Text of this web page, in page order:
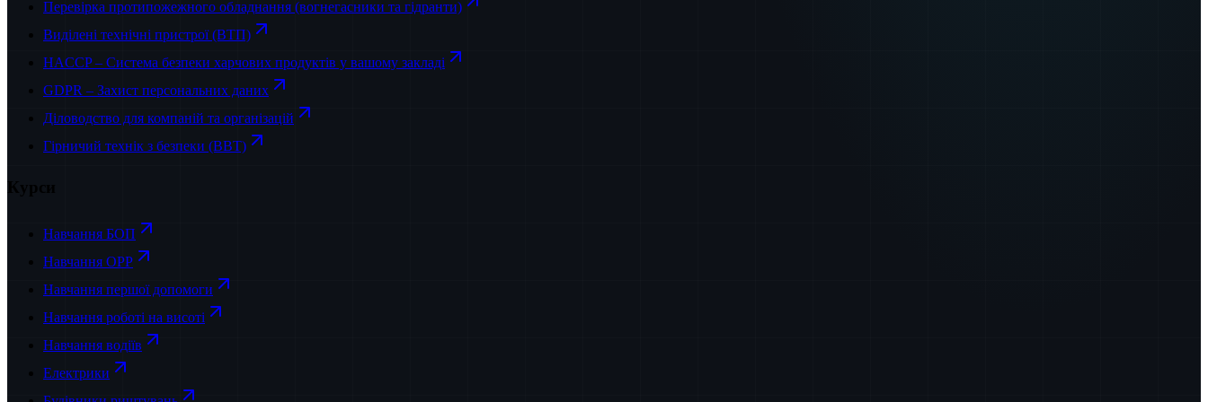
Перевірка протипожежного обладнання (вогнегасники та гідранти)
Виділені технічні пристрої (ВТП)
HACCP – Система безпеки харчових продуктів у вашому закладі
GDPR – Захист персональних даних
Діловодство для компаній та організацій
Гірничий технік з безпеки (BBT)
Навчання БОП
Навчання OPP
Навчання першої допомоги
Навчання роботі на висоті
Навчання водіїв
Електрики